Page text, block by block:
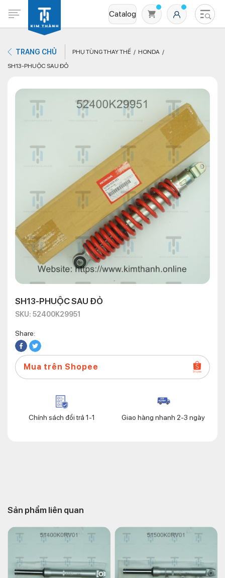
Catalog
Không có sản phẩm nào trong giỏ hàng
TRANG CHỦ PHỤ TÙNG THAY THẾ
HONDA
SH13-PHUỘC SAU ĐỎ
SH13-PHUỘC SAU ĐỎ
SKU: 52400K29951
Share:
Mua trên Shopee
Chính sách đổi trả 1-1 Giao hàng nhanh 2-3 ngày
Sản phẩm liên quan